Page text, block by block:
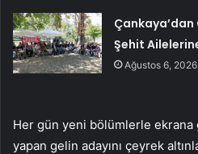
Şehit
Ağustos 6, 2026
Her gün yeni bölümlerle ekrana
yapan gelin adayını çeyrek